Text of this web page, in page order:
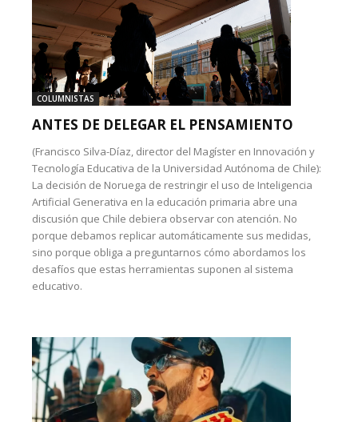
COLUMNISTAS
ANTES DE DELEGAR EL PENSAMIENTO
(Francisco Silva-Díaz, director del Magíster en Innovación y
Tecnología Educativa de la Universidad Autónoma de Chile):
La decisión de Noruega de restringir el uso de Inteligencia
Artificial Generativa en la educación primaria abre una
discusión que Chile debiera observar con atención. No
porque debamos replicar automáticamente sus medidas,
sino porque obliga a preguntarnos cómo abordamos los
desafíos que estas herramientas suponen al sistema
educativo.